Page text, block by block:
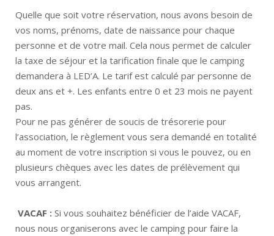
Quelle que soit votre réservation, nous avons besoin de
vos noms, prénoms, date de naissance pour chaque
personne et de votre mail. Cela nous permet de calculer
la taxe de séjour et la tarification finale que le camping
demandera à LED’A. Le tarif est calculé par personne de
deux ans et +. Les enfants entre 0 et 23 mois ne payent
pas.
Pour ne pas générer de soucis de trésorerie pour
l’association, le règlement vous sera demandé en totalité
au moment de votre inscription si vous le pouvez, ou en
plusieurs chèques avec les dates de prélèvement qui
vous arrangent.
VACAF : Si vous souhaitez bénéficier de l’aide VACAF,
nous nous organiserons avec le camping pour faire la